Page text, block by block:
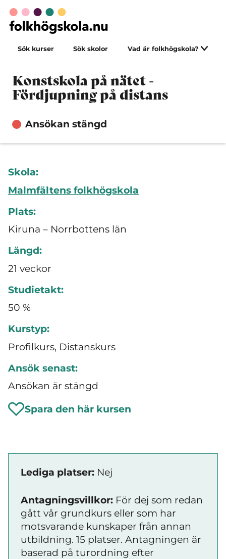
Sök kurser Sök skolor Vad är folkhögskola?
Konstskola på nätet -
Fördjupning på distans
Ansökan stängd
Skola:
Malmfältens folkhögskola
Plats:
Kiruna – Norrbottens län
Längd:
21 veckor
Studietakt:
50 %
Kurstyp:
Profilkurs, Distanskurs
Ansök senast:
Ansökan är stängd
Spara den här kursen
Lediga platser: Nej
Antagningsvillkor: För dej som redan
gått vår grundkurs eller som har
motsvarande kunskaper från annan
utbildning. 15 platser. Antagningen är
baserad på turordning efter